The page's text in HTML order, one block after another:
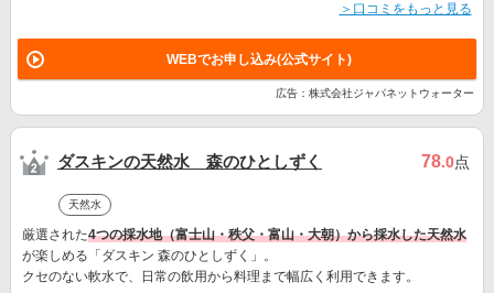
＞口コミをもっと見る
WEBでお申し込み(公式サイト)
広告：株式会社ジャパネットウォーター
ダスキンの天然水 森のひとしずく 78.0点
天然水
厳選された4つの採水地（富士山・秩父・富山・大朝）から採水した天然水
が楽しめる「ダスキン 森のひとしずく」。
クセのない軟水で、日常の飲用から料理まで幅広く利用できます。